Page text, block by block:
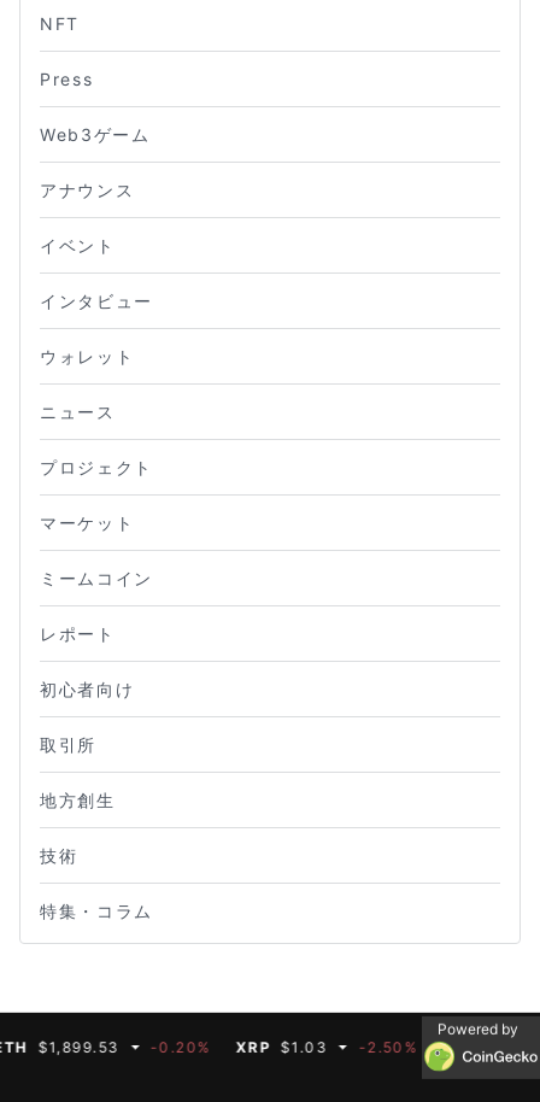
NFT
Press
Web3ゲーム
アナウンス
イベント
インタビュー
ウォレット
ニュース
プロジェクト
マーケット
ミームコイン
レポート
初心者向け
取引所
地方創生
技術
特集・コラム
$1,899.53 -0.20% XRP $1.03 -2.50% BNB $591.35
Powered by